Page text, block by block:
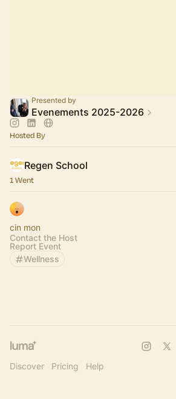
Presented by
Evenements 2025-2026
Hosted By
Regen School
1 Went
cin mon
Contact the Host
Report Event
Wellness
Discover Pricing Help